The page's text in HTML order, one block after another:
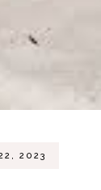
2023